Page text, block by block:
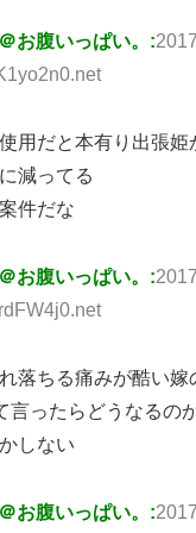
お腹いっぱい。:
用だと本有り出張姫
減ってる
件だな
お腹いっぱい。:
落ちる痛みが酷い嫁
言ったらどうなるの
しない
お腹いっぱい。: